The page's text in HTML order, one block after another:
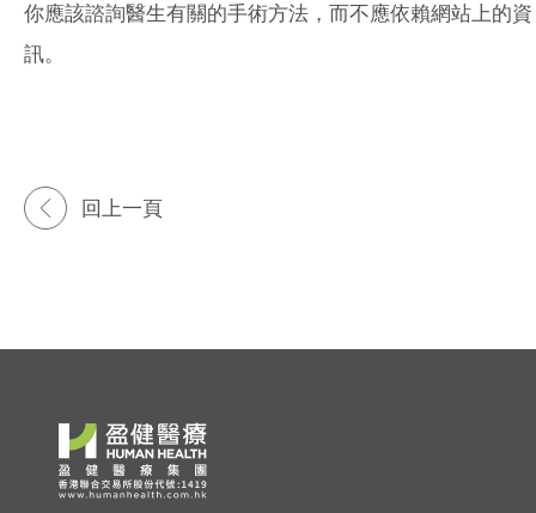
你應該諮詢醫生有關的手術方法，而不應依賴網站上的資
訊。
回上一頁